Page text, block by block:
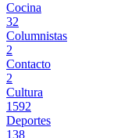
Cocina
32
Columnistas
2
Contacto
2
Cultura
1592
Deportes
138